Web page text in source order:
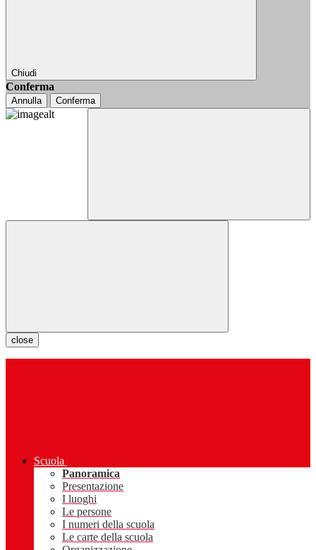
Chiudi
Conferma
Annulla Conferma
close
Scuola
Panoramica
Presentazione
I luoghi
Le persone
I numeri della scuola
Le carte della scuola